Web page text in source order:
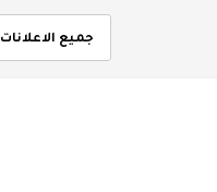
جميع الاعلانات